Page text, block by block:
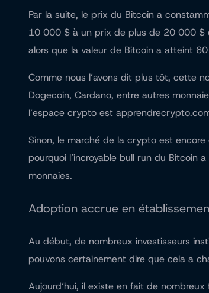
Par la suite, le prix du Bitcoin a
10 000 $ à un prix de plus de 20 000 $
alors que la valeur de Bitcoin a atteint
Comme nous l’avons dit plus tôt, cette
Dogecoin, Cardano, entre autres
l’espace crypto est
Sinon, le marché de la crypto est
pourquoi l’incroyable bull run du Bitcoin
monnaies.
Adoption accrue en
Au début, de nombreux investisseurs
pouvons certainement dire que cela a
Aujourd’hui, il existe en fait de